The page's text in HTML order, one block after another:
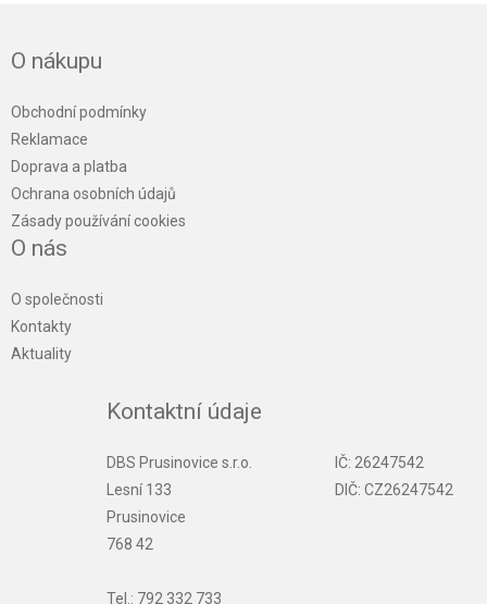
O nákupu
Obchodní podmínky
Reklamace
Doprava a platba
Ochrana osobních údajů
Zásady používání cookies
O nás
O společnosti
Kontakty
Aktuality
Kontaktní údaje
DBS Prusinovice s.r.o.
Lesní 133
Prusinovice
768 42
Tel.: 792 332 733
IČ: 26247542
DIČ: CZ26247542